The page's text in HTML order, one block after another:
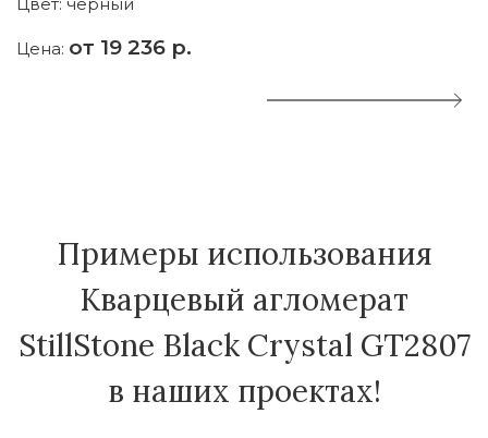
Цена: от 19 236 р.
Примеры использования
Кварцевый агломерат
StillStone Black Crystal GT2807
в наших проектах!